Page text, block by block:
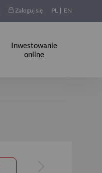
Zaloguj się PL EN
Inwestowanie
online